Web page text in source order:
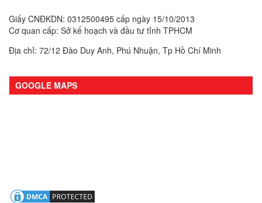
Giấy CNĐKDN: 0312500495 cấp ngày 15/10/2013
Cơ quan cấp: Sở kế hoạch và đầu tư tỉnh TPHCM
Địa chỉ: 72/12 Đào Duy Anh, Phú Nhuận, Tp Hồ Chí Minh
GOOGLE MAPS